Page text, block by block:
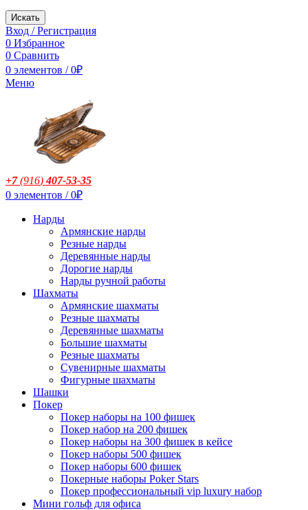
Искать
Вход / Регистрация
0 Избранное
0 Сравнить
0 элементов / 0₽
Меню
+7(916)407-53-35
0 элементов / 0₽
Нарды
Армянские нарды
Резные нарды
Деревянные нарды
Дорогие нарды
Нарды ручной работы
Шахматы
Армянские шахматы
Резные шахматы
Деревянные шахматы
Большие шахматы
Резные шахматы
Сувенирные шахматы
Фигурные шахматы
Шашки
Покер
Покер наборы на 100 фишек
Покер набор на 200 фишек
Покер наборы на 300 фишек в кейсе
Покер наборы 500 фишек
Покер наборы 600 фишек
Покерные наборы Poker Stars
Покер профессиональный vip luxury набор
Мини гольф для офиса